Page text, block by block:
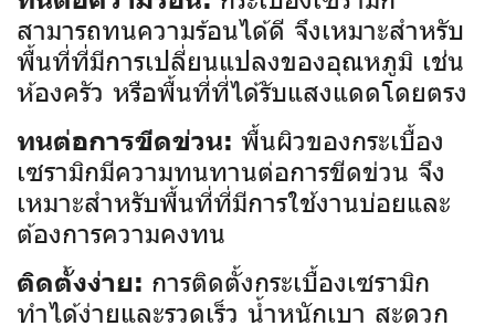
สามารถทนความร้อนได้ดี จึงเหมาะสำหรับ
พื้นที่ที่มีการเปลี่ยนแปลงของอุณหภูมิ เช่น
ห้องครัว หรือพื้นที่ที่ได้รับแสงแดดโดยตรง
ทนต่อการขีดข่วน: พื้นผิวของกระเบื้อง
เซรามิกมีความทนทานต่อการขีดข่วน จึง
เหมาะสำหรับพื้นที่ที่มีการใช้งานบ่อยและ
ต้องการความคงทน
ติดตั้งง่าย: การติดตั้งกระเบื้องเซรามิก
ทำได้ง่ายและรวดเร็ว น้ำหนักเบา สะดวก